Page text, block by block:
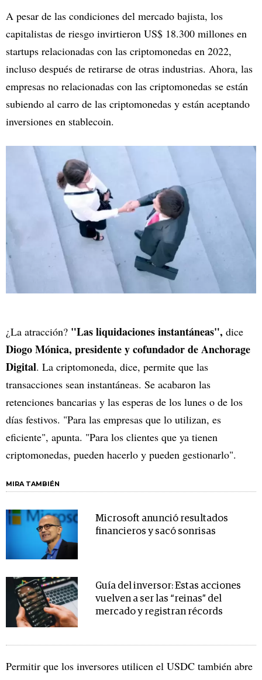
A pesar de las condiciones del mercado bajista, los
capitalistas de riesgo invirtieron US$ 18.300 millones en
startups relacionadas con las criptomonedas en 2022,
incluso después de retirarse de otras industrias. Ahora, las
empresas no relacionadas con las criptomonedas se están
subiendo al carro de las criptomonedas y están aceptando
inversiones en stablecoin.
¿La atracción? "Las liquidaciones instantáneas", dice
Diogo Mónica, presidente y cofundador de Anchorage
Digital. La criptomoneda, dice, permite que las
transacciones sean instantáneas. Se acabaron las
retenciones bancarias y las esperas de los lunes o de los
días festivos. "Para las empresas que lo utilizan, es
eficiente", apunta. "Para los clientes que ya tienen
criptomonedas, pueden hacerlo y pueden gestionarlo".
MIRA TAMBIÉN
Microsoft anunció resultados
financieros y sacó sonrisas
Guía del inversor: Estas acciones
vuelven a ser las “reinas” del
mercado y registran récords
Permitir que los inversores utilicen el USDC también abre